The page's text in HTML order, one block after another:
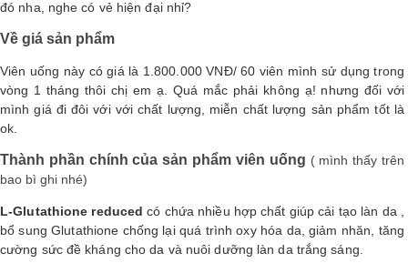
đó nha, nghe có vẻ hiện đại nhỉ?
Về giá sản phẩm
Viên uống này có giá là 1.800.000 VNĐ/ 60 viên mình sử dụng trong
vòng 1 tháng thôi chị em ạ. Quá mắc phải không ạ! nhưng đối với
mình giá đi đôi với với chất lượng, miễn chất lượng sản phẩm tốt là
ok.
Thành phần chính của sản phẩm viên uống ( mình thấy trên
bao bì ghi nhé)
L-Glutathione reduced có chứa nhiều hợp chất giúp cải tạo làn da ,
bổ sung Glutathione chống lại quá trình oxy hóa da, giảm nhăn, tăng
cường sức đề kháng cho da và nuôi dưỡng làn da trắng sáng.